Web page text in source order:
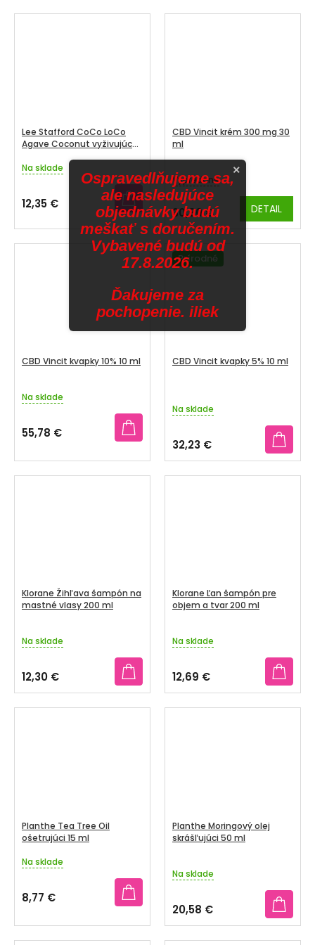
z
z
Lee Stafford CoCo LoCo
Agave Coconut vyživujúca
Priemerné
produktu
je
Na sklade
12,35 €
CBD Vincit krém 300 mg 30
ml
Vypredané
30,80 € DETAIL
CBD Vincit kvapky 10% 10 ml
Priemerné
produktu
je
z
5
Na sklade
55,78 €
Prírodné
CBD Vincit kvapky 5% 10 ml
Na sklade
32,23 €
Klorane Žihľava šampón na
mastné vlasy 200 ml
Na sklade
12,30 €
Klorane Ľan šampón pre
objem a tvar 200 ml
Na sklade
12,69 €
Planthe Tea Tree Oil
ošetrujúci 15 ml
Priemerné
produktu
je
z
Na sklade
8,77 €
Planthe Moringový olej
skrášľujúci 50 ml
Na sklade
20,58 €
×
Ospravedlňujeme sa,
ale nasledujúce
objednávky budú
meškať s doručením.
Vybavené budú od
17.8.2026.
Ďakujeme za
pochopenie. iliek